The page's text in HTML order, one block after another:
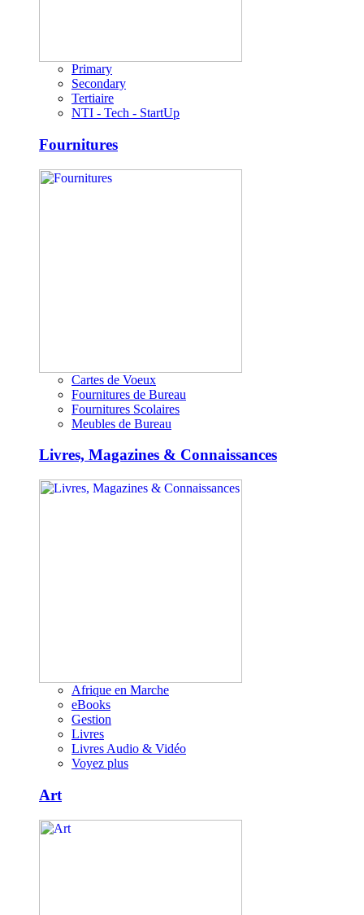
Primary
Secondary
Tertiaire
NTI - Tech - StartUp
Fournitures
Cartes de Voeux
Fournitures de Bureau
Fournitures Scolaires
Meubles de Bureau
Livres, Magazines & Connaissances
Afrique en Marche
eBooks
Gestion
Livres
Livres Audio & Vidéo
Voyez plus
Art